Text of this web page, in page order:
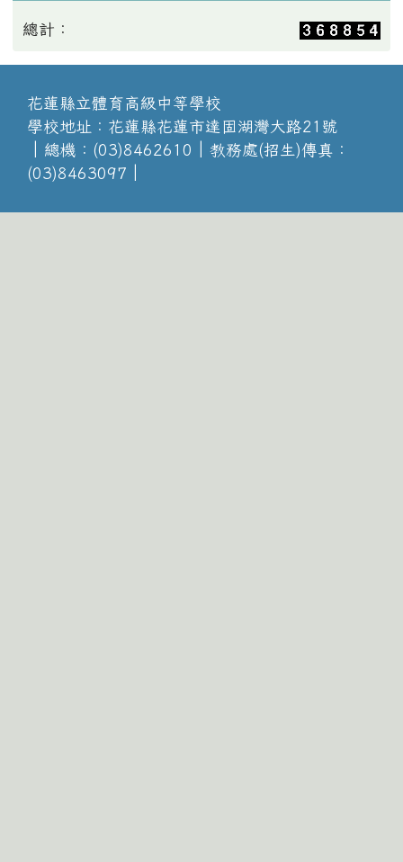
總計：
花蓮縣立體育高級中等學校
學校地址：花蓮縣花蓮市達固湖灣大路21號
│總機：(03)8462610│教務處(招生)傳真：
(03)8463097│